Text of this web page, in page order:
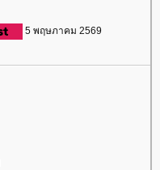
5 พฤษภาคม 2569